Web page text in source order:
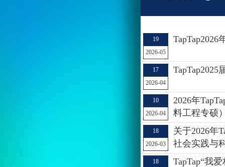
19
2026-05
17
2026-04
10
2026-04
2026年
料工程专硕
18
2026-03
关于2026年
社会实践与
18
TapTap“我